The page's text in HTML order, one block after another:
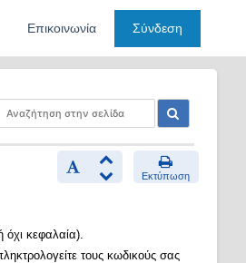
Επικοινωνία Σύνδεση
Εκτύπωση
όχι κεφαλαία).
τους κωδικούς σας